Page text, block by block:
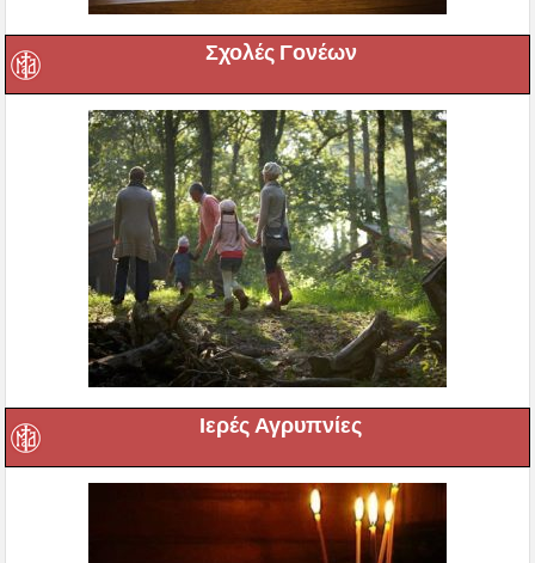
Σχολές Γονέων
Ιερές Αγρυπνίες